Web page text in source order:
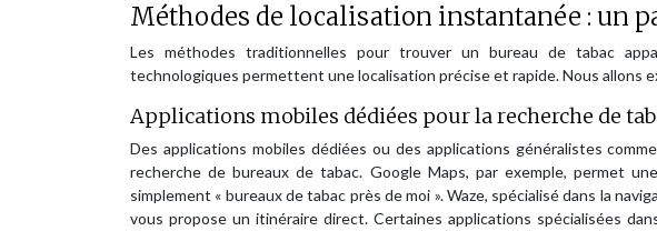
Méthodes de localisation instantanée : un
Les méthodes traditionnelles pour trouver un bureau de tabac
technologiques permettent une localisation précise et rapide. Nous allons
Applications mobiles dédiées pour la recherche de
Des applications mobiles dédiées ou des applications généralistes
recherche de bureaux de tabac. Google Maps, par exemple, permet
simplement « bureaux de tabac près de moi ». Waze, spécialisé dans la
vous propose un itinéraire direct. Certaines applications spécialisées